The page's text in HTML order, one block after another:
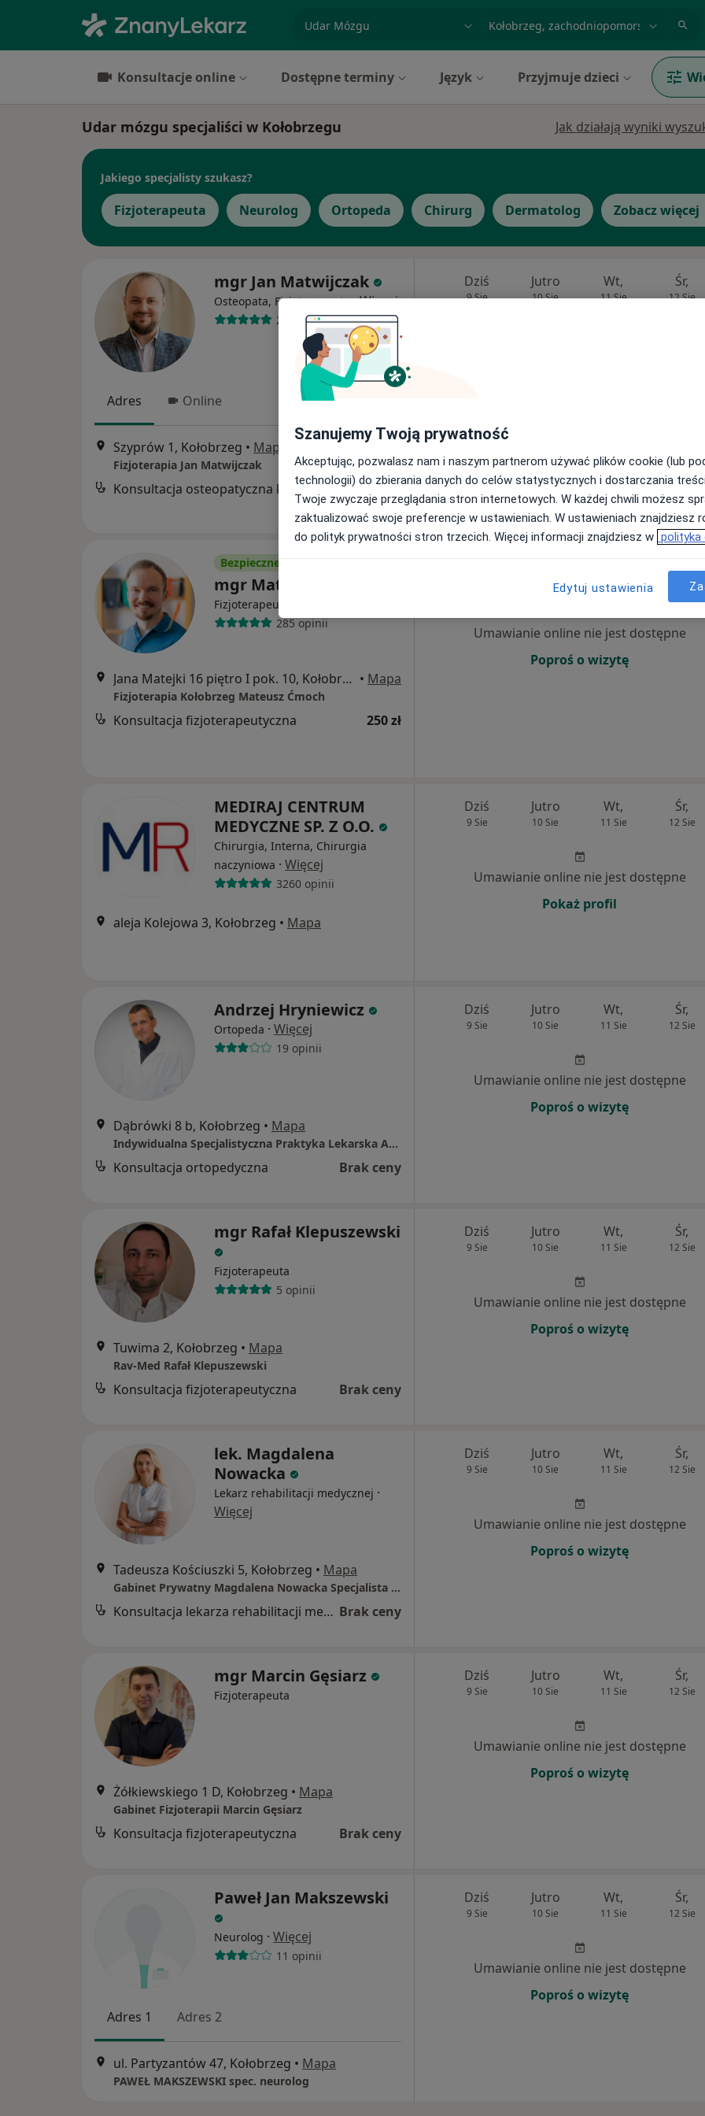
specjalizacja, badanie lub nazwisko
Konsultacje online Dostępne terminy Język Przyjmuje dzieci
Udar mózgu specjaliści w Kołobrzegu Jak działają wyniki
Jakiego specjalisty szukasz?
Fizjoterapeuta Neurolog Ortopeda Chirurg Dermatolog Zobacz więcej
mgr Jan Matwijczak
Osteopata, Fizjoterapeuta·Więcej
299 opinii
Adres Online
Szyprów 1, Kołobrzeg • Mapa
Fizjoterapia Jan Matwijczak
Konsultacja osteopatyczna kobiet w ciąży i okresie okołoporodowym250 zł
Dziś
9 Sie
Jutro
10 Sie
Wt,
11 Sie
Śr,
12 Sie
Bezpieczne płatności
mgr Mateusz Ćmoch
Fizjoterapeuta
285 opinii
Jana Matejki 16 piętro I pok. 10, Kołobrzeg • Mapa
Fizjoterapia Kołobrzeg Mateusz Ćmoch
Konsultacja fizjoterapeutyczna 250 zł
Umawianie online nie jest dostępne
Poproś o wizytę
MEDIRAJ CENTRUM
MEDYCZNE SP. Z O.O.
Chirurgia, Interna, Chirurgia
naczyniowa · Więcej
3260 opinii
aleja Kolejowa 3, Kołobrzeg • Mapa
Dziś
9 Sie
Jutro
10 Sie
Wt,
11 Sie
Śr,
12 Sie
Umawianie online nie jest dostępne
Pokaż profil
Andrzej Hryniewicz
Ortopeda · Więcej
19 opinii
Dąbrówki 8 b, Kołobrzeg • Mapa
Indywidualna Specjalistyczna Praktyka Lekarska Andrzej Hryniewicz Specjalista Ortopeda-Traumatolog
Konsultacja ortopedyczna Brak ceny
Dziś
9 Sie
Jutro
10 Sie
Wt,
11 Sie
Śr,
12 Sie
Umawianie online nie jest dostępne
Poproś o wizytę
mgr Rafał Klepuszewski
Fizjoterapeuta
5 opinii
Tuwima 2, Kołobrzeg • Mapa
Rav-Med Rafał Klepuszewski
Konsultacja fizjoterapeutyczna Brak ceny
Dziś
9 Sie
Jutro
10 Sie
Wt,
11 Sie
Śr,
12 Sie
Umawianie online nie jest dostępne
Poproś o wizytę
lek. Magdalena
Nowacka
Lekarz rehabilitacji medycznej ·
Więcej
Tadeusza Kościuszki 5, Kołobrzeg • Mapa
Gabinet Prywatny Magdalena Nowacka Specjalista Rehabilitacji Medycznej dzieci i dorosłych
Konsultacja lekarza rehabilitacji medycznej Brak ceny
Dziś
9 Sie
Jutro
10 Sie
Wt,
11 Sie
Śr,
12 Sie
Umawianie online nie jest dostępne
Poproś o wizytę
mgr Marcin Gęsiarz
Fizjoterapeuta
Żółkiewskiego 1 D, Kołobrzeg • Mapa
Gabinet Fizjoterapii Marcin Gęsiarz
Konsultacja fizjoterapeutyczna Brak ceny
Dziś
9 Sie
Jutro
10 Sie
Wt,
11 Sie
Śr,
12 Sie
Umawianie online nie jest dostępne
Poproś o wizytę
Paweł Jan Makszewski
Neurolog · Więcej
11 opinii
Adres 1 Adres 2
ul. Partyzantów 47, Kołobrzeg • Mapa
PAWEŁ MAKSZEWSKI spec. neurolog
Dziś
9 Sie
Jutro
10 Sie
Wt,
11 Sie
Śr,
12 Sie
Umawianie online nie jest dostępne
Poproś o wizytę
Szanujemy Twoją prywatność
Akceptując, pozwalasz nam i naszym partnerom używać plików cookie (lub
technologii) do zbierania danych do celów statystycznych i dostarczania
Twoje zwyczaje przeglądania stron internetowych. W każdej chwili możesz
zaktualizować swoje preferencje w ustawieniach. W ustawieniach znajdziesz
do polityk prywatności stron trzecich. Więcej informacji znajdziesz w polityka
Edytuj ustawienia